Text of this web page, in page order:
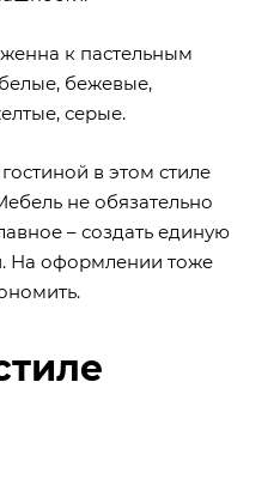
к пастельным
бежевые,
серые.
в этом стиле
не обязательно
– создать единую
На оформлении тоже